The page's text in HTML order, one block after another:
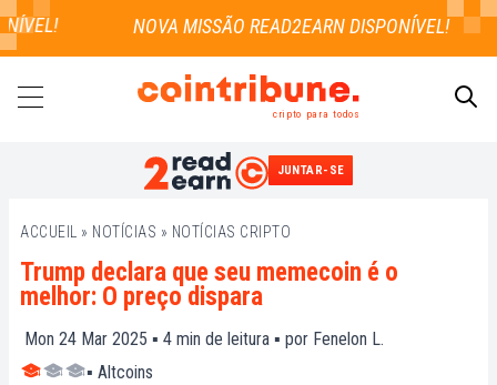
cripto para todos
JUNTAR-SE
ACCUEIL » NOTÍCIAS » NOTÍCIAS CRIPTO
Trump declara que seu memecoin é o
melhor: O preço dispara
Mon 24 Mar 2025 ▪ 4 min de leitura ▪ por Fenelon L.
▪ Altcoins